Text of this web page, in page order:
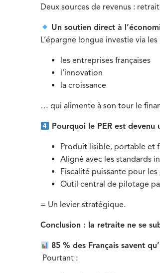
Deux sources de revenus :
Un soutien direct à
L’épargne longue investie via les
les entreprises françaises
l’innovation
la croissance
… qui alimente à son tour le
Pourquoi le PER est
Produit lisible, portable et
Aligné avec les standards
Fiscalité puissante pour
Outil central de pilotage
= Un levier stratégique.
Conclusion : la retraite ne se
85 % des Français savent
Pourtant :